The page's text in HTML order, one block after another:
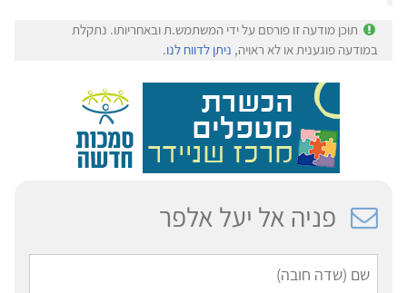
תוכן מודעה זו פורסם על ידי המשתמש.ת ובאחריותו. נתקלת
במודעה פוגענית או לא ראויה, ניתן לדווח לנו.
פניה אל יעל אלפר